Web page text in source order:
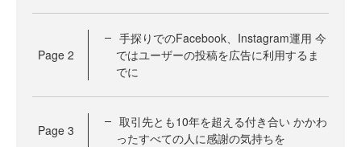
Page 2
手探りでのFacebook、Instagram運用 今
ではユーザーの投稿を広告に利用するま
でに
Page 3
取引先とも10年を超える付き合い かかわ
ったすべての人に感謝の気持ちを